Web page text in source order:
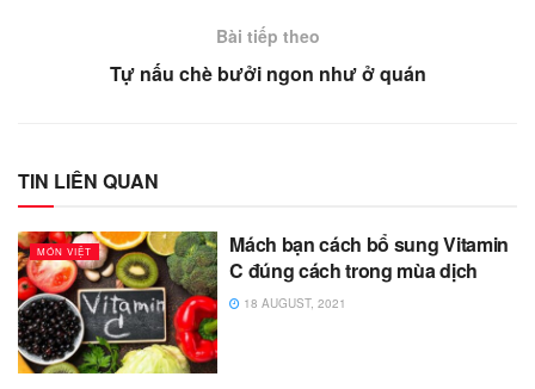
Bài tiếp theo
Tự nấu chè bưởi ngon như ở quán
TIN LIÊN QUAN
MÓN VIỆT
Mách bạn cách bổ sung Vitamin
C đúng cách trong mùa dịch
18 AUGUST, 2021